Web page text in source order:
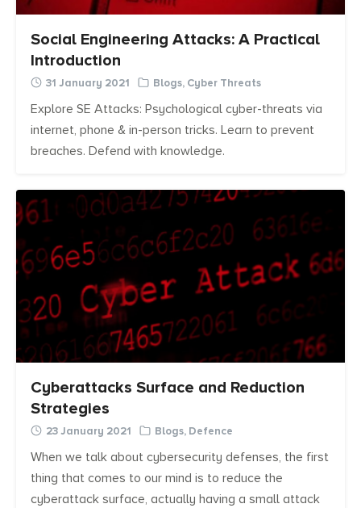
Social Engineering Attacks: A Practical
Introduction
31 January 2021 Blogs, Cyber Threats
Explore SE Attacks: Psychological cyber-threats via
internet, phone & in-person tricks. Learn to prevent
breaches. Defend with knowledge.
Cyberattacks Surface and Reduction
Strategies
23 January 2021 Blogs, Defence
When we talk about cybersecurity defenses, the first
thing that comes to our mind is to reduce the
cyberattack surface, actually having a small attack